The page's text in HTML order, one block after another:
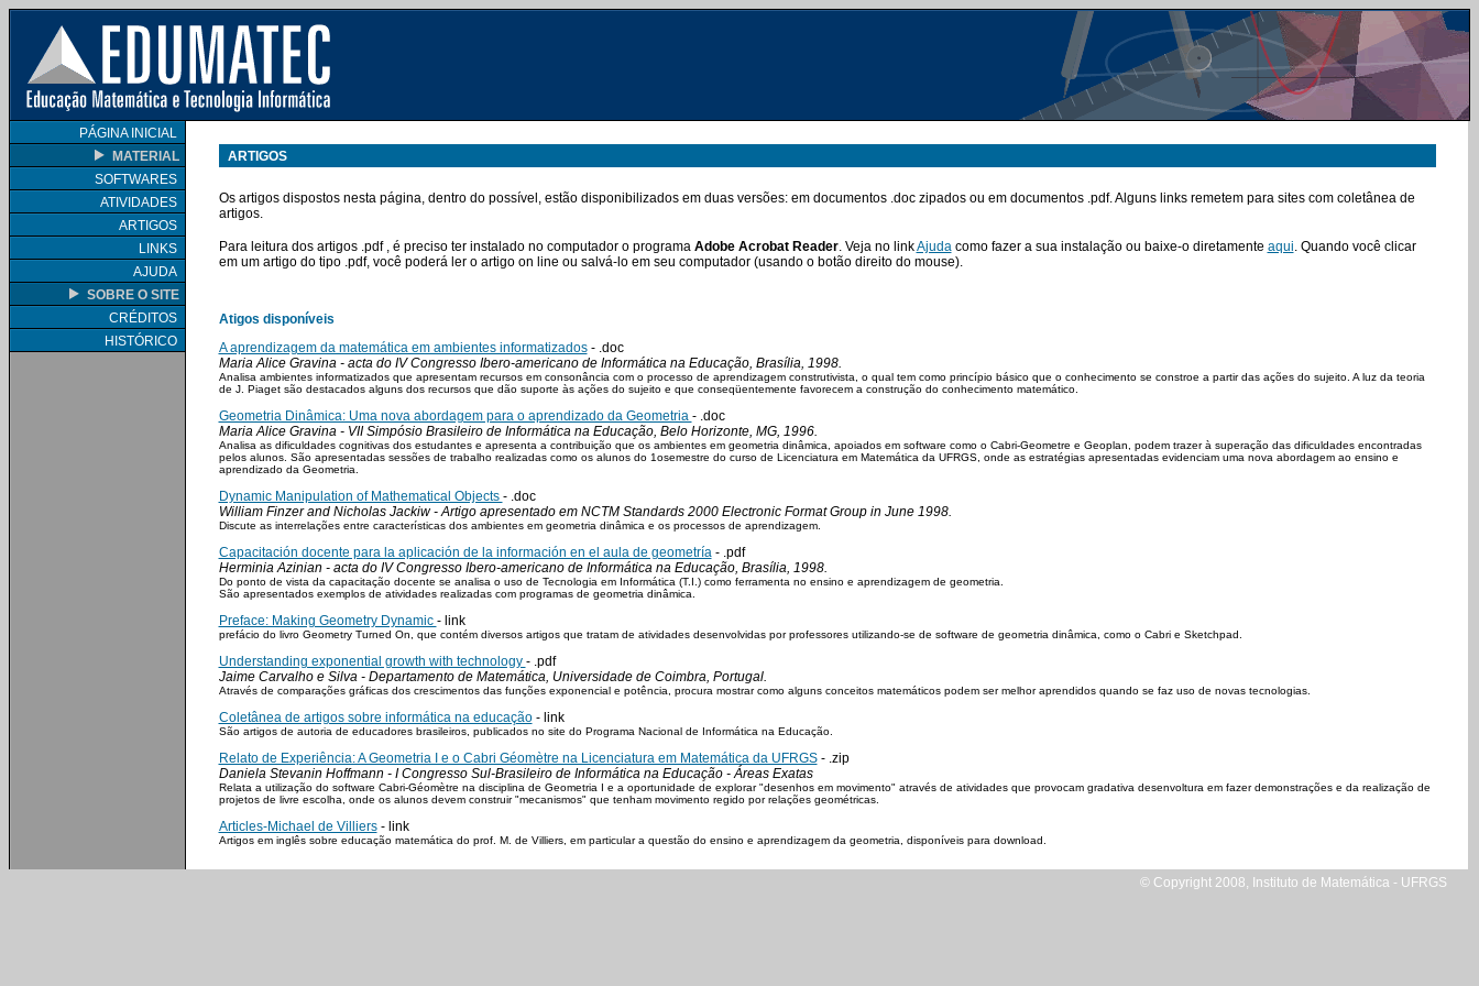
PÁGINA INICIAL
MATERIAL
SOFTWARES
ATIVIDADES
ARTIGOS
LINKS
AJUDA
SOBRE O SITE
CRÉDITOS
HISTÓRICO
ARTIGOS
Os artigos dispostos nesta página, dentro do possível, estão disponibilizados em duas versões: em documentos .doc zipados ou em documentos .pdf. Alguns links remetem para sites com coletânea de
artigos.
Para leitura dos artigos .pdf , é preciso ter instalado no computador o programa Adobe Acrobat Reader. Veja no linkAjudacomo fazer a sua instalação ou baixe-o diretamente aqui. Quando você clicar
em um artigo do tipo .pdf, você poderá ler o artigo on line ou salvá-lo em seu computador (usando o botão direito do mouse).
Atigos disponíveis
A aprendizagem da matemática em ambientes informatizados- .doc
Maria Alice Gravina - acta do IV Congresso Ibero-americano de Informática na Educação, Brasília, 1998.
Analisa ambientes informatizados que apresentam recursos em consonância com o processo de aprendizagem construtivista, o qual tem como princípio básico que o conhecimento se constroe a partir das ações do sujeito. A luz da teoria
de J. Piaget são destacados alguns dos recursos que dão suporte às ações do sujeito e que conseqüentemente favorecem a construção do conhecimento matemático.
Geometria Dinâmica: Uma nova abordagem para o aprendizado da Geometria - .doc
Maria Alice Gravina - VII Simpósio Brasileiro de Informática na Educação, Belo Horizonte, MG, 1996.
Analisa as dificuldades cognitivas dos estudantes e apresenta a contribuição que os ambientes em geometria dinâmica, apoiados em software como o Cabri-Geometre e Geoplan, podem trazer à superação das dificuldades encontradas
pelos alunos. São apresentadas sessões de trabalho realizadas como os alunos do 1osemestre do curso de Licenciatura em Matemática da UFRGS, onde as estratégias apresentadas evidenciam uma nova abordagem ao ensino e
aprendizado da Geometria.
Dynamic Manipulation of Mathematical Objects - .doc
William Finzer and Nicholas Jackiw - Artigo apresentado em NCTM Standards 2000 Electronic Format Group in June 1998.
Discute as interrelações entre características dos ambientes em geometria dinâmica e os processos de aprendizagem.
Capacitación docente para la aplicación de la información en el aula de geometría- .pdf
Herminia Azinian - acta do IV Congresso Ibero-americano de Informática na Educação, Brasília, 1998.
Do ponto de vista da capacitação docente se analisa o uso de Tecnologia em Informática (T.I.) como ferramenta no ensino e aprendizagem de geometria.
São apresentados exemplos de atividades realizadas com programas de geometria dinâmica.
Preface: Making Geometry Dynamic - link
prefácio do livro Geometry Turned On, que contém diversos artigos que tratam de atividades desenvolvidas por professores utilizando-se de software de geometria dinâmica, como o Cabri e Sketchpad.
Understanding exponential growth with technology - .pdf
Jaime Carvalho e Silva - Departamento de Matemática, Universidade de Coimbra, Portugal.
Através de comparações gráficas dos crescimentos das funções exponencial e potência, procura mostrar como alguns conceitos matemáticos podem ser melhor aprendidos quando se faz uso de novas tecnologias.
Coletânea de artigos sobre informática na educação- link
São artigos de autoria de educadores brasileiros, publicados no site do Programa Nacional de Informática na Educação.
Relato de Experiência: A Geometria I e o Cabri Géomètre na Licenciatura em Matemática da UFRGS- .zip
Daniela Stevanin Hoffmann - I Congresso Sul-Brasileiro de Informática na Educação - Áreas Exatas
Relata a utilização do software Cabri-Géomètre na disciplina de Geometria I e a oportunidade de explorar "desenhos em movimento" através de atividades que provocam gradativa desenvoltura em fazer demonstrações e da realização de
projetos de livre escolha, onde os alunos devem construir "mecanismos" que tenham movimento regido por relações geométricas.
Articles-Michael de Villiers- link
Artigos em inglês sobre educação matemática do prof. M. de Villiers, em particular a questão do ensino e aprendizagem da geometria, disponíveis para download.
© Copyright 2008, Instituto de Matemática - UFRGS